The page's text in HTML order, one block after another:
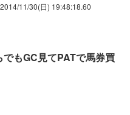
2014/11/30(日) 19:48:18.60
もGC見てPATで馬券買